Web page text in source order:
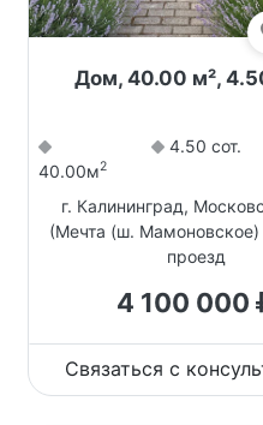
Дом, 40.00 м²,
40.00м2
4.50 сот.
г. Калининград,
(Мечта (ш.
проезд
4 100 000
Связаться с